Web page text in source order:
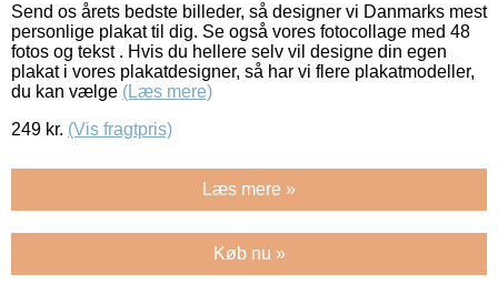
Send os årets bedste billeder, så designer vi Danmarks mest
personlige plakat til dig. Se også vores fotocollage med 48
fotos og tekst . Hvis du hellere selv vil designe din egen
plakat i vores plakatdesigner, så har vi flere plakatmodeller,
du kan vælge (Læs mere)
249 kr. (Vis fragtpris)
Læs mere »
Køb nu »